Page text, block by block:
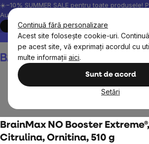
Continuă fără personalizare
Acest site folosește cookie-uri.
pe acest site, vă exprimați acordul cu
multe informații aici.
Sunt de acord
Setări
Treci
la
conținut
☀️−10% SUMMER SALE pentru toate produsele!
August, 2026.
Cumpără acum
Peste 200.000 de recenzii verificate
BrainMax NO Booster
Citrulina, Ornitina, 510 g